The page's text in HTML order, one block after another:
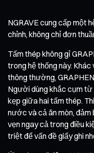
NGRAVE cung cấp một
chỉnh, không chỉ đơn
Tấm thép không gỉ
trong hệ thống này.
thông thường,
Người dùng khắc cụm từ
kẹp giữa hai tấm thép.
nước và cả ăn mòn,
vẹn ngay cả trong điều
triệt để vấn đề giấy ghi